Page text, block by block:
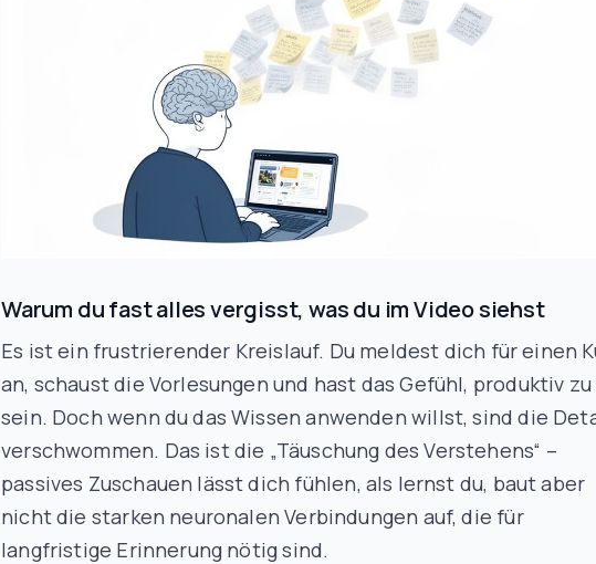
Warum du fast alles vergisst, was du im Video siehst
Es ist ein frustrierender Kreislauf. Du meldest dich für einen
an, schaust die Vorlesungen und hast das Gefühl, produktiv zu
sein. Doch wenn du das Wissen anwenden willst, sind die
verschwommen. Das ist die „Täuschung des Verstehens“ –
passives Zuschauen lässt dich fühlen, als lernst du, baut aber
nicht die starken neuronalen Verbindungen auf, die für
langfristige Erinnerung nötig sind.